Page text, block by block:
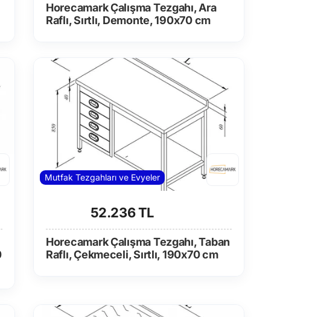
Horecamark Çalışma Tezgahı, Ara
Raflı, Sırtlı, Demonte, 190x70 cm
Mutfak Tezgahları ve Evyeler
52.236 TL
Horecamark Çalışma Tezgahı, Taban
Raflı, Çekmeceli, Sırtlı, 190x70 cm